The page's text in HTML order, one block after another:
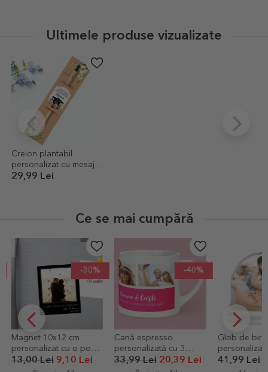
Ultimele produse vizualizate
Creion plantabil
personalizat cu mesaj
de absolvire
29,99 Lei
Ce se mai cumpără
-40%
Cană espresso
personalizată cu 3
poze și text
33,99 Lei20,39 Lei
Glob de birou
personalizat cu 2 poze
41,99 Lei
Pungă
4,99 Lei
acum 22